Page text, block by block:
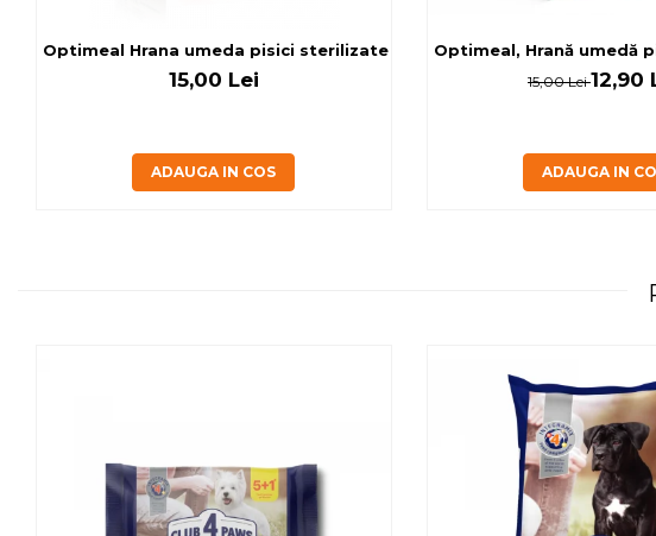
Optimeal Hrana umeda pisici sterilizate - curcan si pui in
15,00 Lei
ADAUGA IN COS
Optimeal, Hrană umedă
15,00 Lei12,90
ADAUGA IN